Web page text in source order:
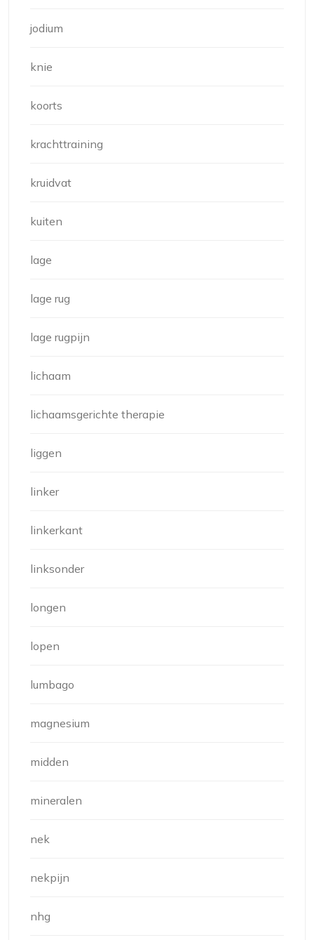
jodium
knie
koorts
krachttraining
kruidvat
kuiten
lage
lage rug
lage rugpijn
lichaam
lichaamsgerichte therapie
liggen
linker
linkerkant
linksonder
longen
lopen
lumbago
magnesium
midden
mineralen
nek
nekpijn
nhg